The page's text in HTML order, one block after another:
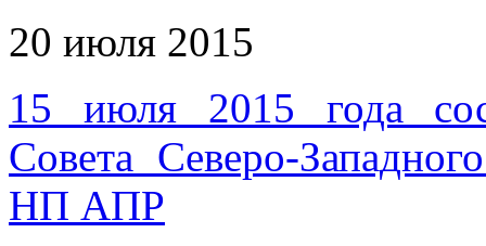
20 июля 2015
15 июля 2015 года
Совета Северо-
НП АПР